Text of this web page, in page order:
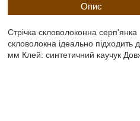
Опис
Стрічка скловолоконна серп'янка
скловолокна ідеально підходить
мм Клей: синтетичний каучук